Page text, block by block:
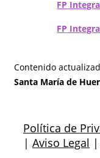
FP
FP
Contenido
Santa María de
Política de
| Aviso Legal |